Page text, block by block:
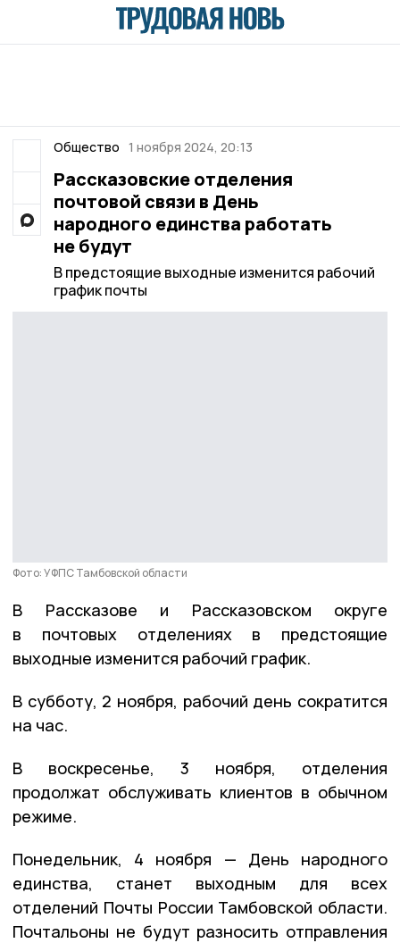
Общество 1 ноября 2024, 20:13
Рассказовские отделения
почтовой связи в День
народного единства работать
не будут
В предстоящие выходные изменится рабочий
график почты
Фото: УФПС Тамбовской области
В Рассказове и Рассказовском округе
в почтовых отделениях в предстоящие
выходные изменится рабочий график.
В субботу, 2 ноября, рабочий день сократится
на час.
В воскресенье, 3 ноября, отделения
продолжат обслуживать клиентов в обычном
режиме.
Понедельник, 4 ноября — День народного
единства, станет выходным для всех
отделений Почты России Тамбовской области.
Почтальоны не будут разносить отправления